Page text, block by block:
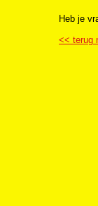
Heb je
<< terug